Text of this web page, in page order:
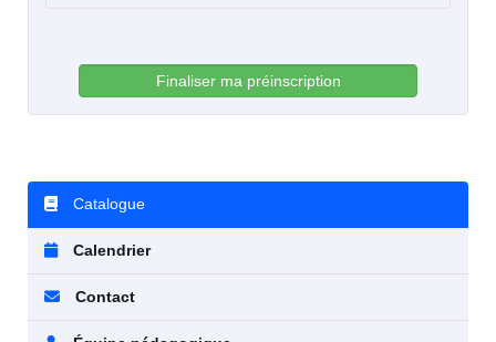
Finaliser ma préinscription
Catalogue
Calendrier
Contact